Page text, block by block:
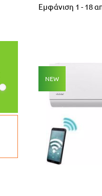
Εμφάνιση 1 - 18
NEW